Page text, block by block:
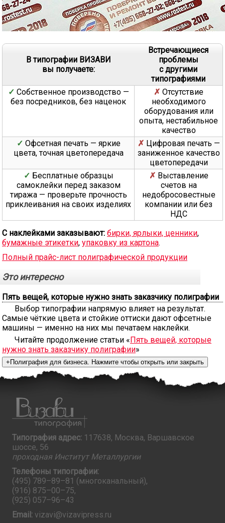
В типографии ВИЗАВИ
вы получаете:
Встречающиеся
проблемы
с другими
типографиями
Собственное производство —
без посредников, без наценок
Отсутствие
необходимого
оборудования или
опыта, нестабильное
качество
Офсетная печать — яркие
цвета, точная цветопередача
Цифровая печать —
заниженное качество
цветопередачи
Бесплатные образцы
самоклейки перед заказом
тиража — проверьте прочность
приклеивания на своих изделиях
Выставление
счетов на
недобросовестные
компании или без
НДС
С наклейками заказывают: бирки, ярлыки, ценники,
бумажные этикетки, упаковку из картона.
Полный прайс-лист полиграфической продукции
Это интересно
Пять вещей, которые нужно знать заказчику полиграфии
Выбор типографии напрямую влияет на результат.
Самые чёткие цвета и стойкие оттиски дают офсетные
машины — именно на них мы печатаем наклейки.
Читайте продолжение статьи «Пять вещей, которые
нужно знать заказчику полиграфии»
Типография адрес: 117638, Москва, Варшавское
шоссе, 56
проходная Институт Металлургии
Телефоны типографии:
(495) 789–89–81 (многоканальный),
(916) 875–00–75,
(925) 057–96–43
Email: vizavi@vizavipress.ru